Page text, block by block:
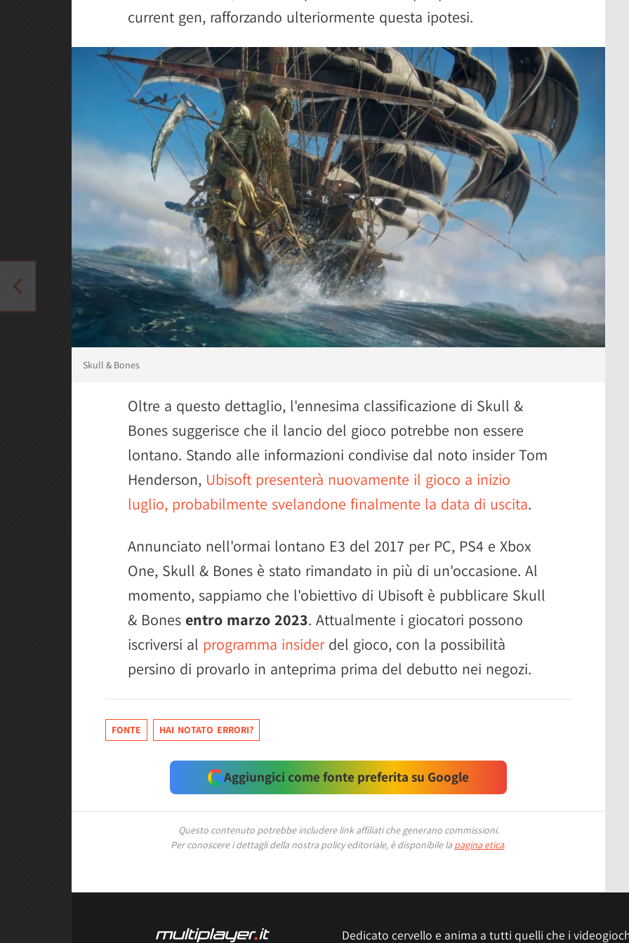
current gen, rafforzando ulteriormente questa ipotesi.
Skull & Bones
Oltre a questo dettaglio, l'ennesima classificazione di Skull &
Bones suggerisce che il lancio del gioco potrebbe non essere
lontano. Stando alle informazioni condivise dal noto insider Tom
Henderson, Ubisoft presenterà nuovamente il gioco a inizio
luglio, probabilmente svelandone finalmente la data di uscita.
Annunciato nell'ormai lontano E3 del 2017 per PC, PS4 e Xbox
One, Skull & Bones è stato rimandato in più di un'occasione. Al
momento, sappiamo che l'obiettivo di Ubisoft è pubblicare Skull
& Bones entro marzo 2023. Attualmente i giocatori possono
iscriversi al programma insiderdel gioco, con la possibilità
persino di provarlo in anteprima prima del debutto nei negozi.
FONTE HAI NOTATO ERRORI?
Aggiungici come fonte preferita su Google
Questo contenuto potrebbe includere link affiliati che generano commissioni.
Per conoscere i dettagli della nostra policy editoriale, è disponibile la pagina etica.
Dedicato cervello e anima a tutti quelli che i